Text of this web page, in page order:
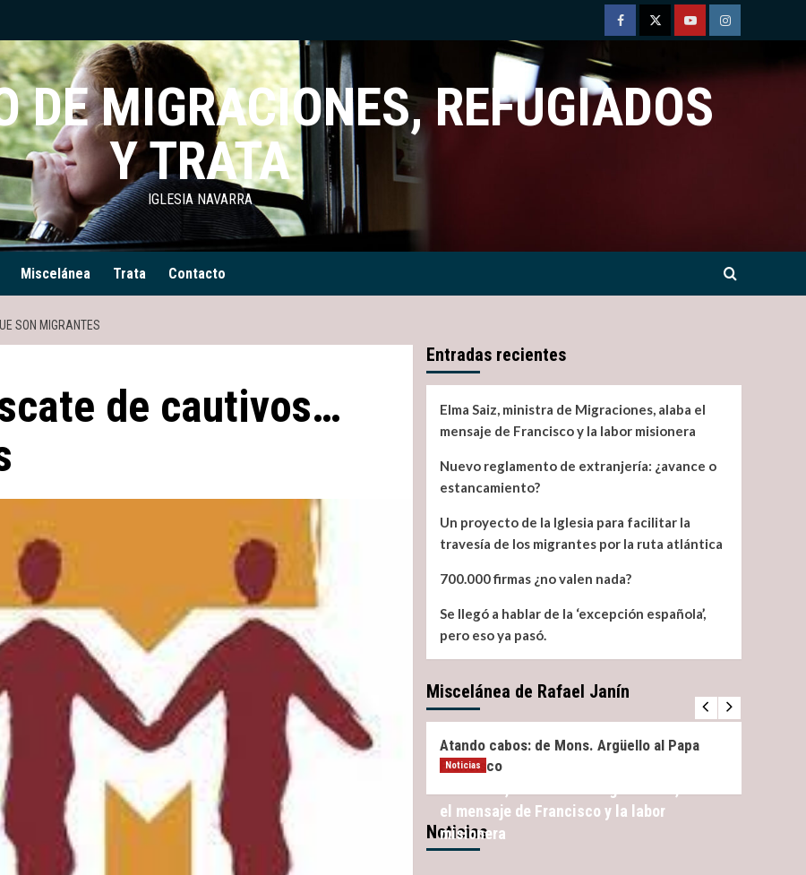
FacebookTwitterYoutubeInstagram
DE MIGRACIONES, REFUGIADOS
Y TRATA
IGLESIA NAVARRA
Miscelánea Trata Contacto
SON MIGRANTES
de cautivos…
Entradas recientes
Elma Saiz, ministra de Migraciones, alaba el
mensaje de Francisco y la labor misionera
Nuevo reglamento de extranjería: ¿avance o
estancamiento?
Un proyecto de la Iglesia para facilitar la
travesía de los migrantes por la ruta atlántica
700.000 firmas ¿no valen nada?
Se llegó a hablar de la ‘excepción española’,
pero eso ya pasó.
Miscelánea de Rafael Janín
Miscelánea
La profesora de italiano que habla de Dios a
sus alumnos musulmanes
Miscelánea Noticias
Atando cabos: de Mons. Argüello al Papa
Francisco
Noticias
Noticias
el mensaje de Francisco y la labor
misionera